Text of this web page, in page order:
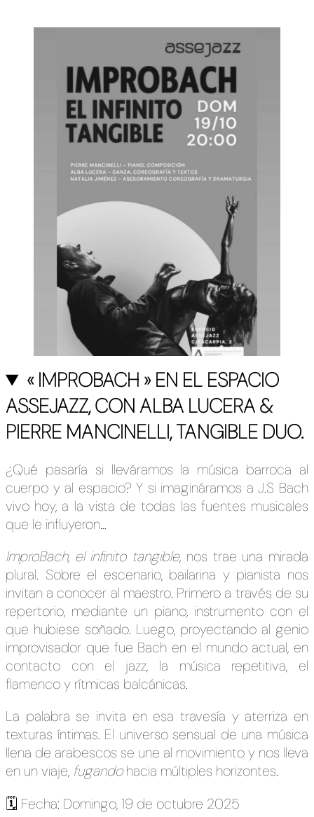
« IMPROBACH » EN EL ESPACIO
ASSEJAZZ, CON ALBA LUCERA &
PIERRE MANCINELLI, TANGIBLE DUO.
¿Qué pasaría si lleváramos la música barroca al
cuerpo y al espacio? Y si imagináramos a J.S Bach
vivo hoy, a la vista de todas las fuentes musicales
que le influyeron…
ImproBach, el infinito tangible, nos trae una mirada
plural. Sobre el escenario, bailarina y pianista nos
invitan a conocer al maestro. Primero a través de su
repertorio, mediante un piano, instrumento con el
que hubiese soñado. Luego, proyectando al genio
improvisador que fue Bach en el mundo actual, en
contacto con el jazz, la música repetitiva, el
flamenco y rítmicas balcánicas.
La palabra se invita en esa travesía y aterriza en
texturas íntimas. El universo sensual de una música
llena de arabescos se une al movimiento y nos lleva
en un viaje, fugandohacia múltiples horizontes.
🗓️ Fecha: Domingo, 19 de octubre 2025